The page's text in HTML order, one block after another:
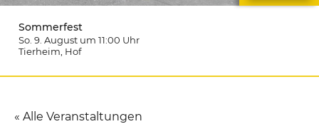
Sommerfest
So. 9. August um 11:00 Uhr
Tierheim , Hof
« Alle Veranstaltungen